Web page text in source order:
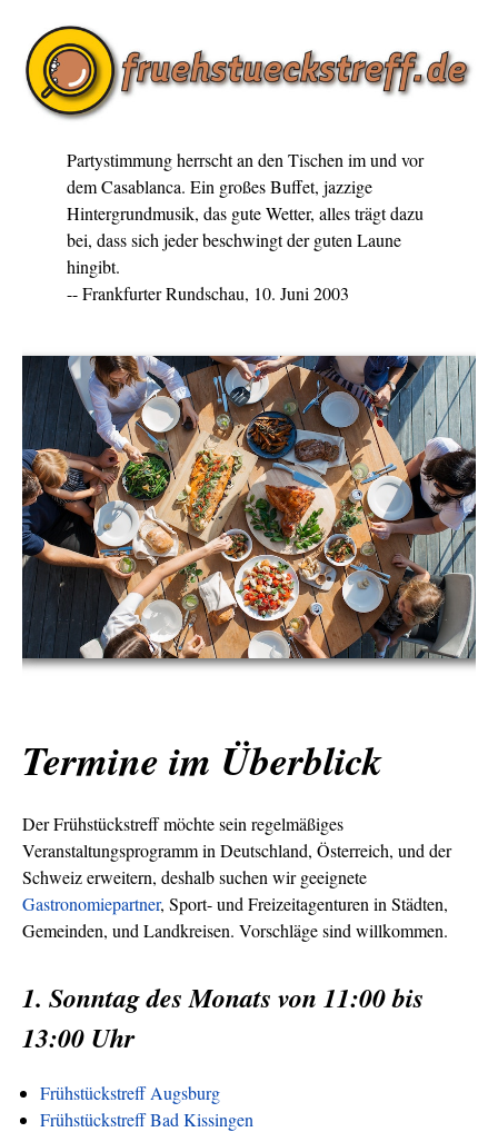
Partystimmung herrscht an den Tischen im und vor
dem Casablanca. Ein großes Buffet, jazzige
Hintergrundmusik, das gute Wetter, alles trägt dazu
bei, dass sich jeder beschwingt der guten Laune
hingibt.
-- Frankfurter Rundschau, 10. Juni 2003
Termine im Überblick
Der Frühstückstreff möchte sein regelmäßiges
Veranstaltungsprogramm in Deutschland, Österreich, und der
Schweiz erweitern, deshalb suchen wir geeignete
Gastronomiepartner, Sport- und Freizeitagenturen in Städten,
Gemeinden, und Landkreisen. Vorschläge sind willkommen.
1. Sonntag des Monats von 11:00 bis
13:00 Uhr
Frühstückstreff Augsburg
Frühstückstreff Bad Kissingen